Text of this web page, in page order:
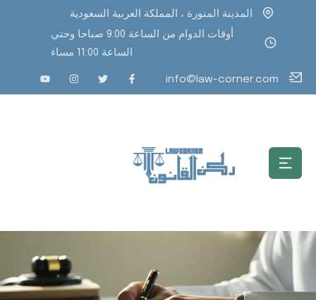
المدينة المنورة ، المملكة العربية السعودية
أوقات الدوام من الساعة 9:00 صباحا وحتي
الساعة 11:00 مساء
info@law-corner.com